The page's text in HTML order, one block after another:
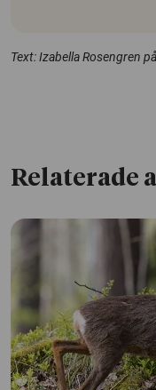
Text: Izabella Rosengren
Relaterade